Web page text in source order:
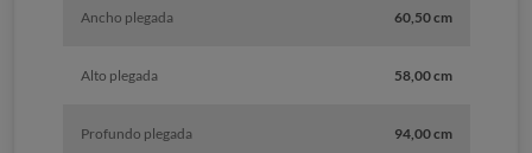
Ancho plegada 60,50 cm
Alto plegada 58,00 cm
Profundo plegada 94,00 cm